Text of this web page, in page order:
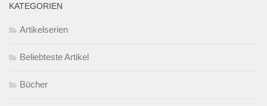
KATEGORIEN
Artikelserien
Beliebteste Artikel
Bücher